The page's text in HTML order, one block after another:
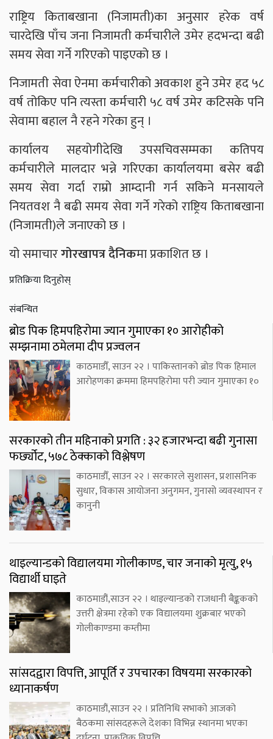
राष्ट्रिय किताबखाना (निजामती)का अनुसार हरेक वर्ष
चारदेखि पाँच जना निजामती कर्मचारीले उमेर हदभन्दा बढी
समय सेवा गर्ने गरिएको पाइएको छ ।
निजामती सेवा ऐनमा कर्मचारीको अवकाश हुने उमेर हद ५८
वर्ष तोकिए पनि त्यस्ता कर्मचारी ५८ वर्ष उमेर कटिसके पनि
सेवामा बहाल नै रहने गरेका हुन् ।
कार्यालय सहयोगीदेखि उपसचिवसम्मका कतिपय
कर्मचारीले मालदार भन्ने गरिएका कार्यालयमा बसेर बढी
समय सेवा गर्दा राम्रो आम्दानी गर्न सकिने मनसायले
नियतवश नै बढी समय सेवा गर्ने गरेको राष्ट्रिय किताबखाना
(निजामती)ले जनाएको छ ।
यो समाचारगोरखापत्र दैनिकमा प्रकाशित छ ।
प्रतिक्रिया दिनुहोस्
संबन्धित
ब्रोड पिक हिमपहिरोमा ज्यान गुमाएका १० आरोहीको
सम्झनामा ठमेलमा दीप प्रज्वलन
काठमाडौँ, साउन २२ । पाकिस्तानको ब्रोड पिक हिमाल
आरोहणका क्रममा हिमपहिरोमा परी ज्यान गुमाएका १०
सरकारको तीन महिनाको प्रगति : ३२ हजारभन्दा बढी गुनासा
फर्छ्योट, ५७८ ठेक्काको विश्लेषण
काठमाडौँ, साउन २२ । सरकारले सुशासन, प्रशासनिक
सुधार, विकास आयोजना अनुगमन, गुनासो व्यवस्थापन र
कानुनी
थाइल्यान्डको विद्यालयमा गोलीकाण्ड, चार जनाको मृत्यु, १५
विद्यार्थी घाइते
काठमाडौं,साउन २२ । थाइल्यान्डको राजधानी बैङ्ककको
उत्तरी क्षेत्रमा रहेको एक विद्यालयमा शुक्रबार भएको
गोलीकाण्डमा कम्तीमा
सांसदद्वारा विपत्ति, आपूर्ति र उपचारका विषयमा सरकारको
ध्यानाकर्षण
काठमाडौं,साउन २२ । प्रतिनिधि सभाको आजको
बैठकमा सांसदहरूले देशका विभिन्न स्थानमा भएका